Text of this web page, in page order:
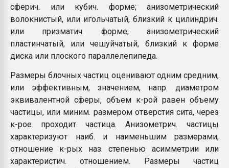
сферич. или кубич. форме; анизометрический
волокнистый, или игольчатый, близкий к цилиндрич.
или призматич. форме; анизометрический
пластинчатый, или чешуйчатый, близкий к форме
диска или плоского параллелепипеда.
Размеры блочных частиц оценивают одним средним,
или эффективным, значением, напр. диаметром
эквивалентной сферы, объем к-рой равен объему
частицы, или миним. размером отверстия сита, через
к-рое проходит частица. Анизометрич. частицы
характеризуют наиб. и наименьшим размерами,
отношение к-рых наз. степенью асимметрии или
характеристич. отношением. Размеры частиц